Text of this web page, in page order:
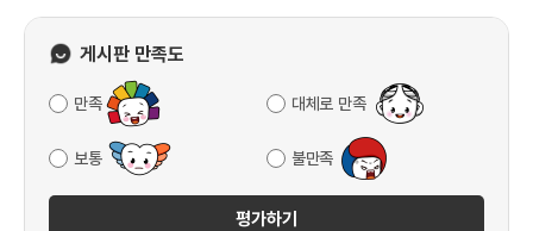
게시판 만족도
만족 대체로 만족
보통 불만족
평가하기